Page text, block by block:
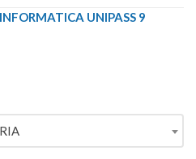
UNIPASS 9